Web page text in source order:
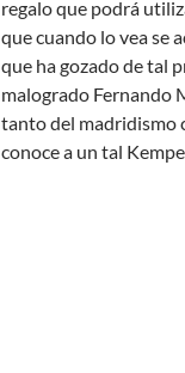
regalo que podrá
que cuando lo vea se
que ha gozado de tal
malogrado Fernando
tanto del madridismo
conoce a un tal